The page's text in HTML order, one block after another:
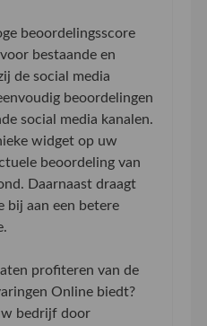
beoordelingsscore
bestaande en
de social media
beoordelingen
social media kanalen.
widget op uw
beoordeling van
Daarnaast draagt
bij aan een betere
profiteren van de
Online biedt?
bedrijf door